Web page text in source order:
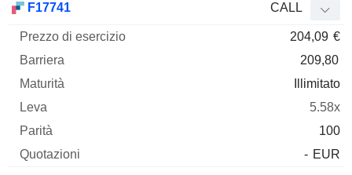
Mnemo Tipo
esercizio
Elasticità
Parità
F17741 CALL
204,09 €
209,80
Illimitato
5.58x
100
- EUR